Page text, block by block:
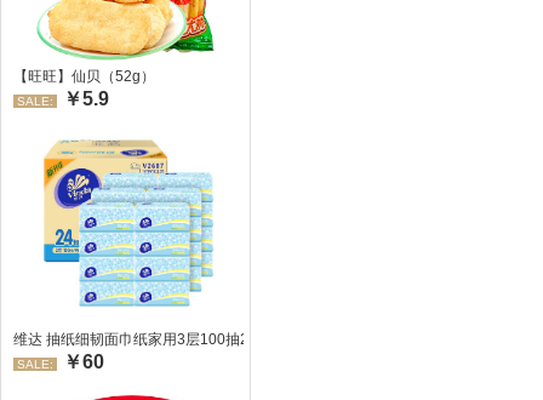
【旺旺】仙贝（52g）
SALE: ￥5.9
维达 抽纸细韧面巾纸家用3层100抽24包/箱 超值装 偏远地区不发货偏远地区:(含
SALE: ￥60